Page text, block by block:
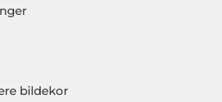
bildekor